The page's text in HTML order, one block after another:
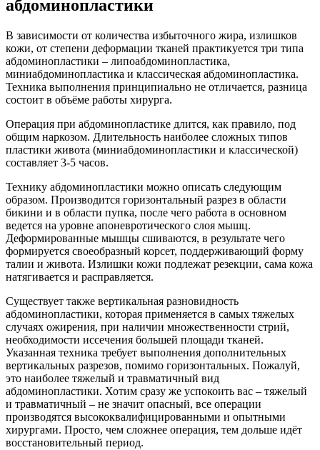
абдоминопластики
В зависимости от количества избыточного жира, излишков
кожи, от степени деформации тканей практикуется три типа
абдоминопластики – липоабдоминопластика,
миниабдоминопластика и классическая абдоминопластика.
Техника выполнения принципиально не отличается, разница
состоит в объёме работы хирурга.
Операция при абдоминопластике длится, как правило, под
общим наркозом. Длительность наиболее сложных типов
пластики живота (миниабдоминопластики и классической)
составляет 3-5 часов.
Технику абдоминопластики можно описать следующим
образом. Производится горизонтальный разрез в области
бикини и в области пупка, после чего работа в основном
ведется на уровне апоневротического слоя мышц.
Деформированные мышцы сшиваются, в результате чего
формируется своеобразный корсет, поддерживающий форму
талии и живота. Излишки кожи подлежат резекции, сама кожа
натягивается и расправляется.
Существует также вертикальная разновидность
абдоминопластики, которая применяется в самых тяжелых
случаях ожирения, при наличии множественности стрий,
необходимости иссечения большей площади тканей.
Указанная техника требует выполнения дополнительных
вертикальных разрезов, помимо горизонтальных. Пожалуй,
это наиболее тяжелый и травматичный вид
абдоминопластики. Хотим сразу же успокоить вас – тяжелый
и травматичный – не значит опасный, все операции
производятся высококвалифицированными и опытными
хирургами. Просто, чем сложнее операция, тем дольше идёт
восстановительный период.